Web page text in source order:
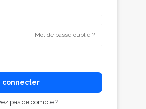
Mot de passe oublié ?
connecter
pas de compte ?